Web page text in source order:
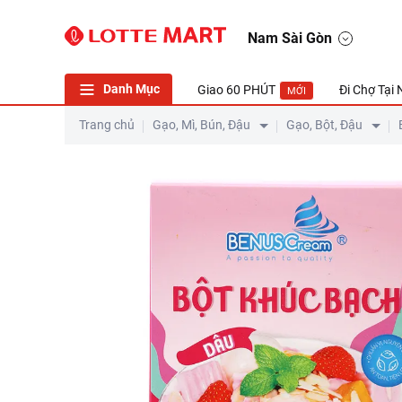
Nam Sài Gòn
Danh Mục Giao 60 PHÚT MỚI Đi Chợ Tại
Trang chủ Gạo, Mì, Bún, Đậu Gạo, Bột, Đậu